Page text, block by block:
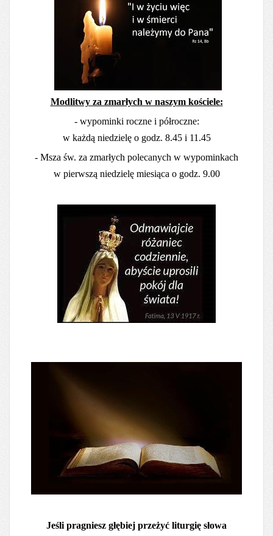
Modlitwy za zmarłych w naszym kościele:
- wypominki roczne i półroczne:
w każdą niedzielę o godz. 8.45 i 11.45
- Msza św. za zmarłych polecanych w wypominkach
w pierwszą niedzielę miesiąca o godz. 9.00
Jeśli pragniesz głębiej przeżyć liturgię słowa